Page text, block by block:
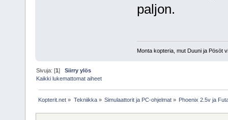
paljon.
Monta kopteria, mut Duuni ja Pösöt
Sivuja: [1]Siirry ylös
Kaikki lukemattomat aiheet
Kopterit.net » Tekniikka» Simulaattorit ja PC-ohjelmat» Phoenix 2.5v ja